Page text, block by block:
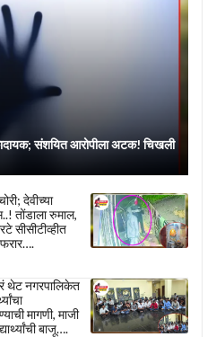
संशयित आरोपीला अटक! चिखली
देवीच्या
तोंडाला रुमाल,
सीसीटीव्हीत
थेट नगरपालिकेत
मागणी, माजी
बाजू….